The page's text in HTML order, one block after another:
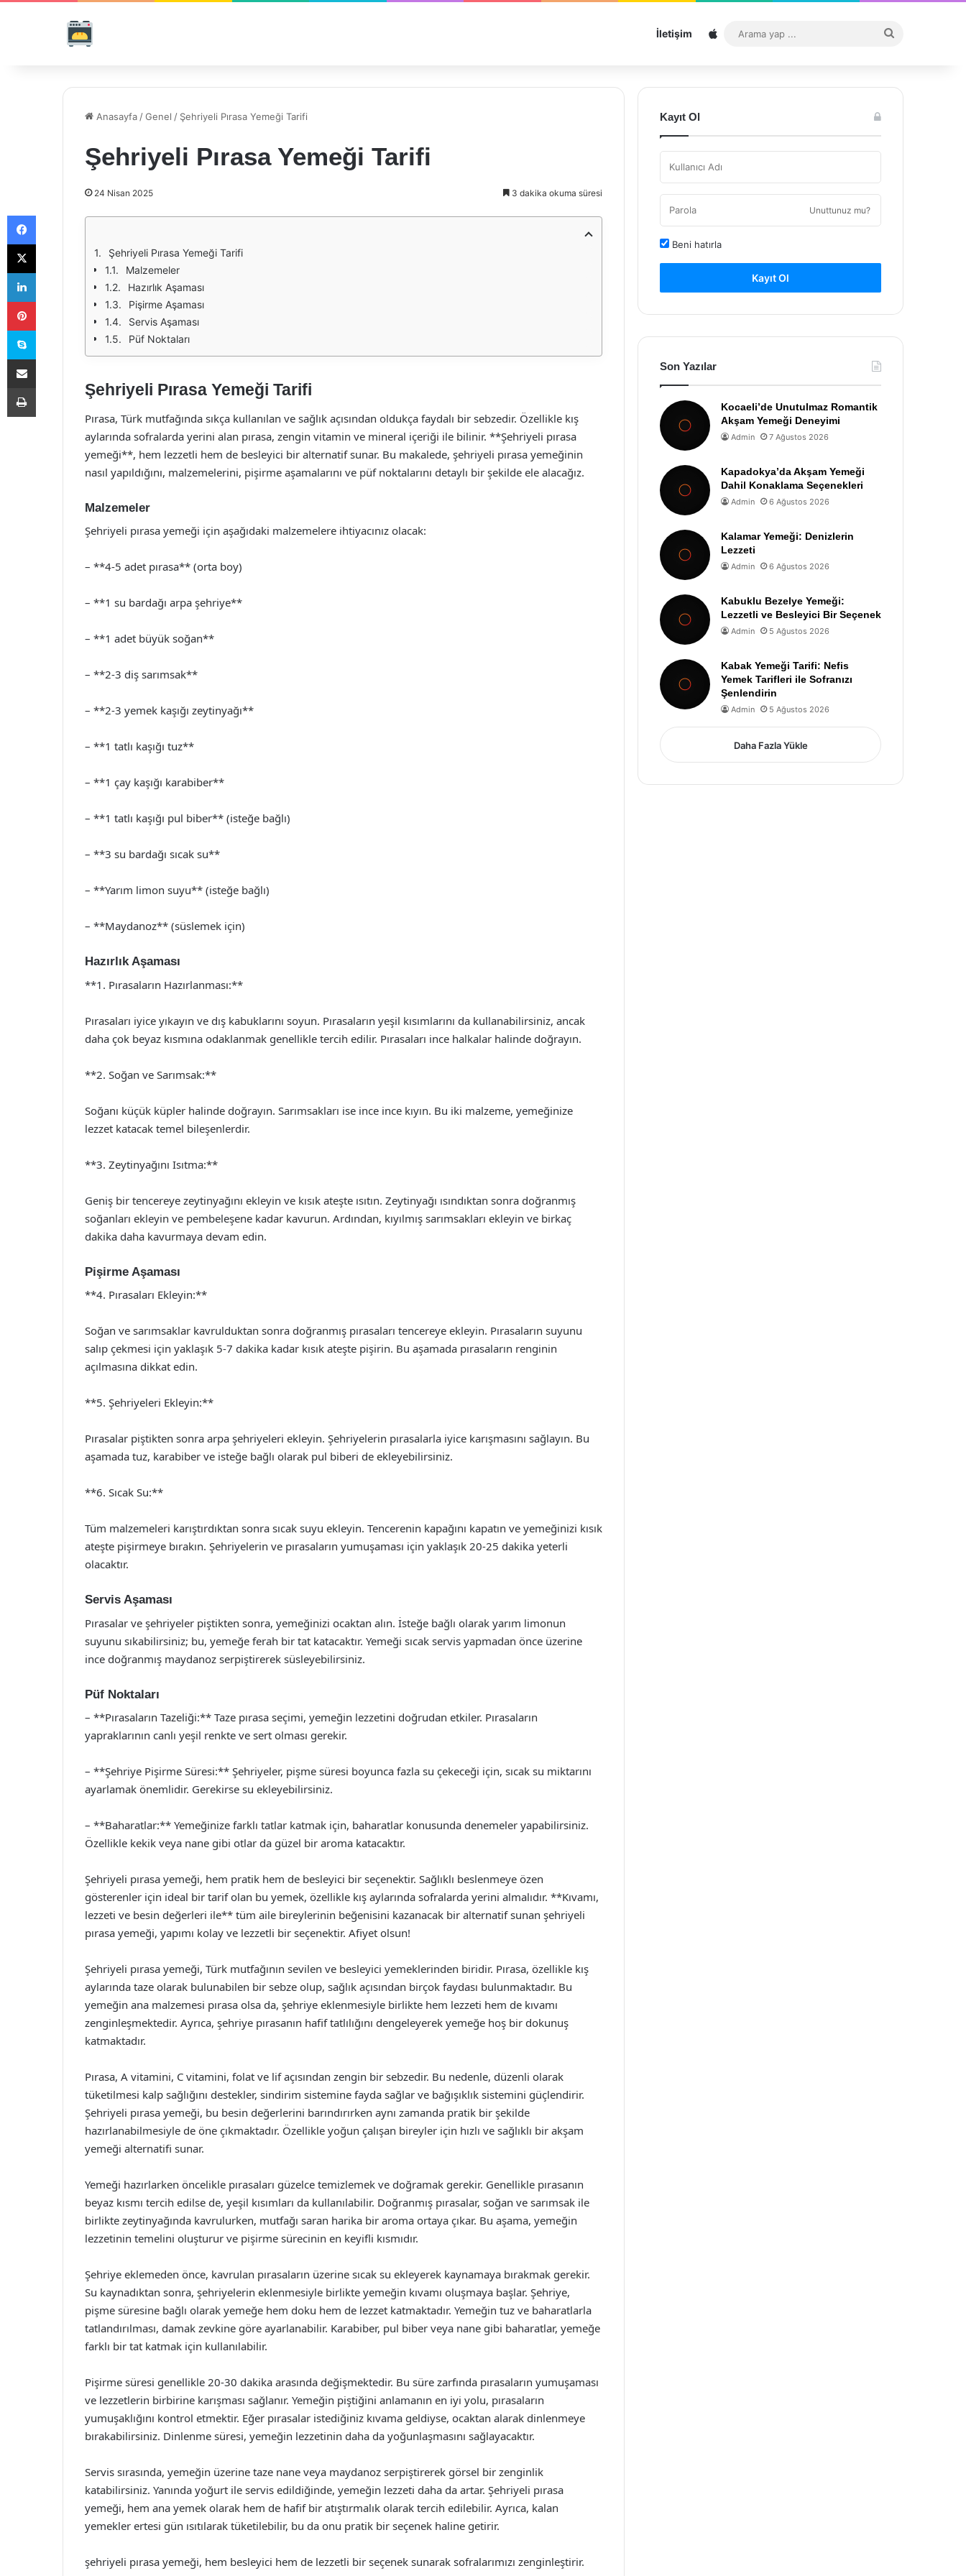
İletişim Sitemap
...
Anasayfa /Genel / Şehriyeli Pırasa Yemeği Tarifi
Şehriyeli Pırasa Yemeği Tarifi
24 Nisan 2025 3 dakika okuma süresi
Şehriyeli Pırasa Yemeği Tarifi
Malzemeler
Hazırlık Aşaması
Pişirme Aşaması
Servis Aşaması
Püf Noktaları
Şehriyeli Pırasa Yemeği Tarifi
Pırasa, Türk mutfağında sıkça kullanılan ve sağlık açısından oldukça faydalı bir sebzedir. Özellikle kış
aylarında sofralarda yerini alan pırasa, zengin vitamin ve mineral içeriği ile bilinir. **Şehriyeli pırasa
yemeği**, hem lezzetli hem de besleyici bir alternatif sunar. Bu makalede, şehriyeli pırasa yemeğinin
nasıl yapıldığını, malzemelerini, pişirme aşamalarını ve püf noktalarını detaylı bir şekilde ele alacağız.
Malzemeler
Şehriyeli pırasa yemeği için aşağıdaki malzemelere ihtiyacınız olacak:
– **4-5 adet pırasa** (orta boy)
– **1 su bardağı arpa şehriye**
– **1 adet büyük soğan**
– **2-3 diş sarımsak**
– **2-3 yemek kaşığı zeytinyağı**
– **1 tatlı kaşığı tuz**
– **1 çay kaşığı karabiber**
– **1 tatlı kaşığı pul biber** (isteğe bağlı)
– **3 su bardağı sıcak su**
– **Yarım limon suyu** (isteğe bağlı)
– **Maydanoz** (süslemek için)
Hazırlık Aşaması
**1. Pırasaların Hazırlanması:**
Pırasaları iyice yıkayın ve dış kabuklarını soyun. Pırasaların yeşil kısımlarını da kullanabilirsiniz, ancak
daha çok beyaz kısmına odaklanmak genellikle tercih edilir. Pırasaları ince halkalar halinde doğrayın.
**2. Soğan ve Sarımsak:**
Soğanı küçük küpler halinde doğrayın. Sarımsakları ise ince ince kıyın. Bu iki malzeme, yemeğinize
lezzet katacak temel bileşenlerdir.
**3. Zeytinyağını Isıtma:**
Geniş bir tencereye zeytinyağını ekleyin ve kısık ateşte ısıtın. Zeytinyağı ısındıktan sonra doğranmış
soğanları ekleyin ve pembeleşene kadar kavurun. Ardından, kıyılmış sarımsakları ekleyin ve birkaç
dakika daha kavurmaya devam edin.
Pişirme Aşaması
**4. Pırasaları Ekleyin:**
Soğan ve sarımsaklar kavrulduktan sonra doğranmış pırasaları tencereye ekleyin. Pırasaların suyunu
salıp çekmesi için yaklaşık 5-7 dakika kadar kısık ateşte pişirin. Bu aşamada pırasaların renginin
açılmasına dikkat edin.
**5. Şehriyeleri Ekleyin:**
Pırasalar piştikten sonra arpa şehriyeleri ekleyin. Şehriyelerin pırasalarla iyice karışmasını sağlayın. Bu
aşamada tuz, karabiber ve isteğe bağlı olarak pul biberi de ekleyebilirsiniz.
**6. Sıcak Su:**
Tüm malzemeleri karıştırdıktan sonra sıcak suyu ekleyin. Tencerenin kapağını kapatın ve yemeğinizi kısık
ateşte pişirmeye bırakın. Şehriyelerin ve pırasaların yumuşaması için yaklaşık 20-25 dakika yeterli
olacaktır.
Servis Aşaması
Pırasalar ve şehriyeler piştikten sonra, yemeğinizi ocaktan alın. İsteğe bağlı olarak yarım limonun
suyunu sıkabilirsiniz; bu, yemeğe ferah bir tat katacaktır. Yemeği sıcak servis yapmadan önce üzerine
ince doğranmış maydanoz serpiştirerek süsleyebilirsiniz.
Püf Noktaları
– **Pırasaların Tazeliği:** Taze pırasa seçimi, yemeğin lezzetini doğrudan etkiler. Pırasaların
yapraklarının canlı yeşil renkte ve sert olması gerekir.
– **Şehriye Pişirme Süresi:** Şehriyeler, pişme süresi boyunca fazla su çekeceği için, sıcak su miktarını
ayarlamak önemlidir. Gerekirse su ekleyebilirsiniz.
– **Baharatlar:** Yemeğinize farklı tatlar katmak için, baharatlar konusunda denemeler yapabilirsiniz.
Özellikle kekik veya nane gibi otlar da güzel bir aroma katacaktır.
Şehriyeli pırasa yemeği, hem pratik hem de besleyici bir seçenektir. Sağlıklı beslenmeye özen
gösterenler için ideal bir tarif olan bu yemek, özellikle kış aylarında sofralarda yerini almalıdır. **Kıvamı,
lezzeti ve besin değerleri ile** tüm aile bireylerinin beğenisini kazanacak bir alternatif sunan şehriyeli
pırasa yemeği, yapımı kolay ve lezzetli bir seçenektir. Afiyet olsun!
Şehriyeli pırasa yemeği, Türk mutfağının sevilen ve besleyici yemeklerinden biridir. Pırasa, özellikle kış
aylarında taze olarak bulunabilen bir sebze olup, sağlık açısından birçok faydası bulunmaktadır. Bu
yemeğin ana malzemesi pırasa olsa da, şehriye eklenmesiyle birlikte hem lezzeti hem de kıvamı
zenginleşmektedir. Ayrıca, şehriye pırasanın hafif tatlılığını dengeleyerek yemeğe hoş bir dokunuş
katmaktadır.
Pırasa, A vitamini, C vitamini, folat ve lif açısından zengin bir sebzedir. Bu nedenle, düzenli olarak
tüketilmesi kalp sağlığını destekler, sindirim sistemine fayda sağlar ve bağışıklık sistemini güçlendirir.
Şehriyeli pırasa yemeği, bu besin değerlerini barındırırken aynı zamanda pratik bir şekilde
hazırlanabilmesiyle de öne çıkmaktadır. Özellikle yoğun çalışan bireyler için hızlı ve sağlıklı bir akşam
yemeği alternatifi sunar.
Yemeği hazırlarken öncelikle pırasaları güzelce temizlemek ve doğramak gerekir. Genellikle pırasanın
beyaz kısmı tercih edilse de, yeşil kısımları da kullanılabilir. Doğranmış pırasalar, soğan ve sarımsak ile
birlikte zeytinyağında kavrulurken, mutfağı saran harika bir aroma ortaya çıkar. Bu aşama, yemeğin
lezzetinin temelini oluşturur ve pişirme sürecinin en keyifli kısmıdır.
Şehriye eklemeden önce, kavrulan pırasaların üzerine sıcak su ekleyerek kaynamaya bırakmak gerekir.
Su kaynadıktan sonra, şehriyelerin eklenmesiyle birlikte yemeğin kıvamı oluşmaya başlar. Şehriye,
pişme süresine bağlı olarak yemeğe hem doku hem de lezzet katmaktadır. Yemeğin tuz ve baharatlarla
tatlandırılması, damak zevkine göre ayarlanabilir. Karabiber, pul biber veya nane gibi baharatlar, yemeğe
farklı bir tat katmak için kullanılabilir.
Pişirme süresi genellikle 20-30 dakika arasında değişmektedir. Bu süre zarfında pırasaların yumuşaması
ve lezzetlerin birbirine karışması sağlanır. Yemeğin piştiğini anlamanın en iyi yolu, pırasaların
yumuşaklığını kontrol etmektir. Eğer pırasalar istediğiniz kıvama geldiyse, ocaktan alarak dinlenmeye
bırakabilirsiniz. Dinlenme süresi, yemeğin lezzetinin daha da yoğunlaşmasını sağlayacaktır.
Servis sırasında, yemeğin üzerine taze nane veya maydanoz serpiştirerek görsel bir zenginlik
katabilirsiniz. Yanında yoğurt ile servis edildiğinde, yemeğin lezzeti daha da artar. Şehriyeli pırasa
yemeği, hem ana yemek olarak hem de hafif bir atıştırmalık olarak tercih edilebilir. Ayrıca, kalan
yemekler ertesi gün ısıtılarak tüketilebilir, bu da onu pratik bir seçenek haline getirir.
şehriyeli pırasa yemeği, hem besleyici hem de lezzetli bir seçenek sunarak sofralarımızı zenginleştirir.
Kayıt Ol
Unuttunuz mu?
Beni hatırla
Kayıt Ol
Son Yazılar
Kocaeli’de Unutulmaz Romantik
Akşam Yemeği Deneyimi
Admin 7 Ağustos 2026
Kapadokya’da Akşam Yemeği
Dahil Konaklama Seçenekleri
Admin 6 Ağustos 2026
Kalamar Yemeği: Denizlerin
Lezzeti
Admin 6 Ağustos 2026
Kabuklu Bezelye Yemeği:
Lezzetli ve Besleyici Bir Seçenek
Admin 5 Ağustos 2026
Kabak Yemeği Tarifi: Nefis
Yemek Tarifleri ile Sofranızı
Şenlendirin
Admin 5 Ağustos 2026
Daha Fazla Yükle
Facebook
X
LinkedIn
Pinterest
Skype
E-Posta ile paylaş